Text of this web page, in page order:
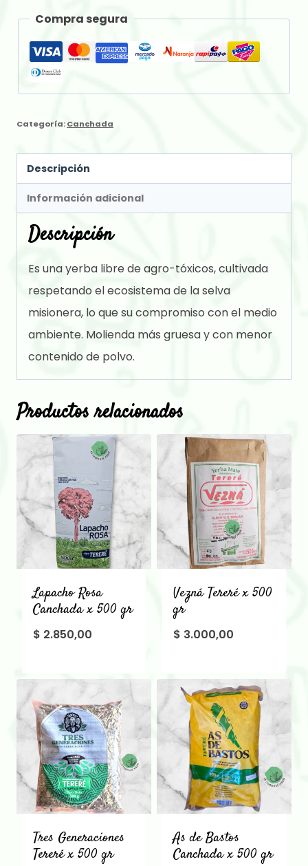
Tereré
500
gr
Compra segura
Categoría:Canchada
Descripción
Información adicional
Descripción
Es una yerba libre de agro-tóxicos, cultivada
respetando el ecosistema de la selva
misionera, lo que su compromiso con el medio
ambiente. Molienda más gruesa y con menor
contenido de polvo.
Productos relacionados
Lapacho Rosa
Canchada x 500 gr
$ 2.850,00
Vezná Tereré x 500
gr
$ 3.000,00
Tres Generaciones
Tereré x 500 gr
As de Bastos
Canchada x 500 gr